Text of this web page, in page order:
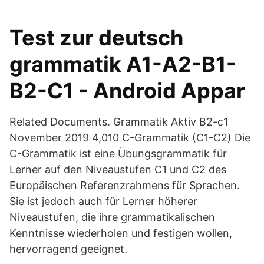
Test zur deutsch
grammatik A1-A2-B1-
B2-C1 - Android Appar
Related Documents. Grammatik Aktiv B2-c1
November 2019 4,010 C-Grammatik (C1-C2) Die
C-Grammatik ist eine Übungsgrammatik für
Lerner auf den Niveaustufen C1 und C2 des
Europäischen Referenzrahmens für Sprachen.
Sie ist jedoch auch für Lerner höherer
Niveaustufen, die ihre grammatikalischen
Kenntnisse wiederholen und festigen wollen,
hervorragend geeignet.